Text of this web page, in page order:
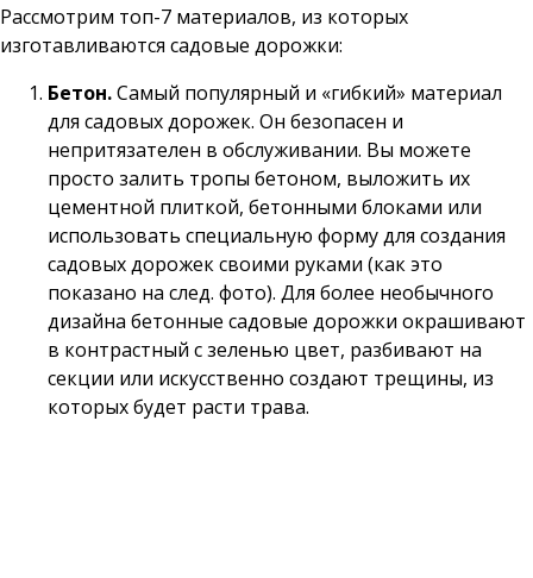
Рассмотрим топ-7 материалов, из которых
изготавливаются садовые дорожки:
Бетон.Самый популярный и «гибкий» материал
для садовых дорожек. Он безопасен и
непритязателен в обслуживании. Вы можете
просто залить тропы бетоном, выложить их
цементной плиткой, бетонными блоками или
использовать специальную форму для создания
садовых дорожек своими руками (как это
показано на след. фото). Для более необычного
дизайна бетонные садовые дорожки окрашивают
в контрастный с зеленью цвет, разбивают на
секции или искусственно создают трещины, из
которых будет расти трава.